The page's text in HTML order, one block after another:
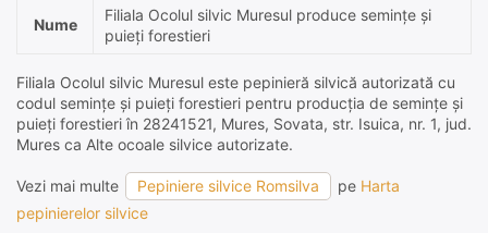
Nume
Filiala Ocolul silvic Muresul produce semințe și
puieți forestieri
Filiala Ocolul silvic Muresul este pepinieră silvică autorizată cu
codul semințe și puieți forestieri pentru producția de semințe și
puieți forestieri în 28241521, Mures, Sovata, str. Isuica, nr. 1, jud.
Mures ca Alte ocoale silvice autorizate.
Vezi mai multe Pepiniere silvice Romsilva pe Harta
pepinierelor silvice